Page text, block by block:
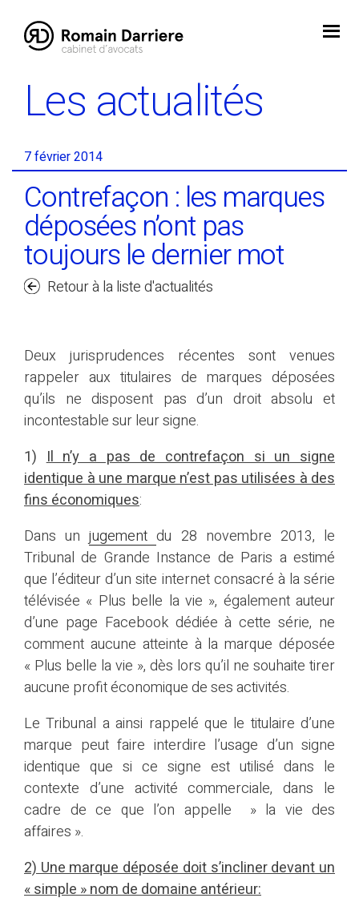
content
Les actualités
7 février 2014
Contrefaçon : les marques
déposées n’ont pas
toujours le dernier mot
Retour à la liste d'actualités
Deux jurisprudences récentes sont venues
rappeler aux titulaires de marques déposées
qu’ils ne disposent pas d’un droit absolu et
incontestable sur leur signe.
1)Il n’y a pas de contrefaçon si un signe
identique à une marque n’est pas utilisées à des
fins économiques:
Dans unjugementdu 28 novembre 2013, le
Tribunal de Grande Instance de Paris a estimé
que l’éditeur d’un site internet consacré à la série
télévisée « Plus belle la vie », également auteur
d’une page Facebook dédiée à cette série, ne
comment aucune atteinte à la marque déposée
« Plus belle la vie », dès lors qu’il ne souhaite tirer
aucune profit économique de ses activités.
Le Tribunal a ainsi rappelé que le titulaire d’une
marque peut faire interdire l’usage d’un signe
identique que si ce signe est utilisé dans le
contexte d’une activité commerciale, dans le
cadre de ce que l’on appelle » la vie des
affaires ».
2) Une marque déposée doit s’incliner devant un
« simple » nom de domaine antérieur: